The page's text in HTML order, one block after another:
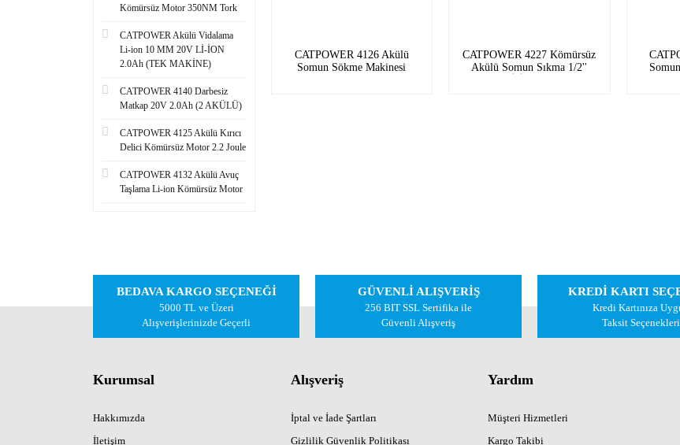
Kömürsüz Motor 350NM Tork
CATPOWER Akülü Vidalama
Li-ion 10 MM 20V Lİ-İON
2.0Ah (TEK MAKİNE)
CATPOWER 4140 Darbesiz
Matkap 20V 2.0Ah (2 AKÜLÜ)
CATPOWER 4125 Akülü Kırıcı
Delici Kömürsüz Motor 2.2 Joule
CATPOWER 4132 Akülü Avuç
Taşlama Li-ion Kömürsüz Motor
CATPOWER 4126 Akülü
Somun Sökme Makinesi
CATPOWER 4227 Kömürsüz
Akülü Somun Sıkma 1/2''
BEDAVA KARGO SEÇENEĞİ
5000 TL ve Üzeri
Alışverişlerinizde Geçerli
GÜVENLİ ALIŞVERİŞ
256 BIT SSL Sertifika ile
Güvenli Alışveriş
KREDİ KARTI
Kredi Kartınıza
Taksit Seçenekleri
Kurumsal
Hakkımızda
İletişim
Alışveriş
İptal ve İade Şartları
Gizlilik Güvenlik Politikası
Yardım
Müşteri Hizmetleri
Kargo Takibi